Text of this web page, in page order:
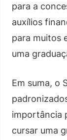
para a
auxílios
para muitos
uma
Em suma, o
importância
cursar uma